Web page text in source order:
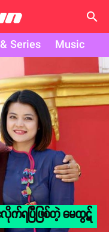
search
Series Music
က်ရပြီဖြစ်တဲ့ မေထွဋ်